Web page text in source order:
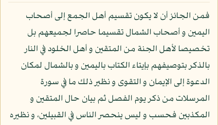
فمن الجائز أن لا يكون تقسيم أهل الجمع إلى أصحاب
اليمين و أصحاب الشمال تقسيما حاصرا لجميعهم بل
تخصيصا لأهل الجنة من المتقين و أهل الخلود في النار
بالذكر بتوصيفهم بإيتاء الكتاب باليمين و بالشمال لمكان
الدعوة إلى الإيمان و التقوى و نظير ذلك ما في سورة
المرسلات من ذكر يوم الفصل ثم بيان حال المتقين و
المكذبين فحسب و ليس ينحصر الناس في القبيلين، و نظيره